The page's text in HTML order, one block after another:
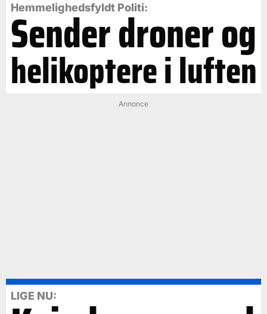
Hemmelighedsfyldt Politi:
Sender droner og
helikoptere i luften
Annonce
LIGE NU: